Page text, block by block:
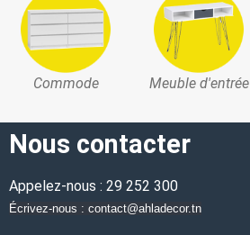
Commode Meuble d'entrée
Nous contacter
Appelez-nous : 29 252 300
Écrivez-nous : contact@ahladecor.tn